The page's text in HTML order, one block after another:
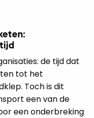
de tijd dat
tot het
Toch is dit
een van de
een onderbreking